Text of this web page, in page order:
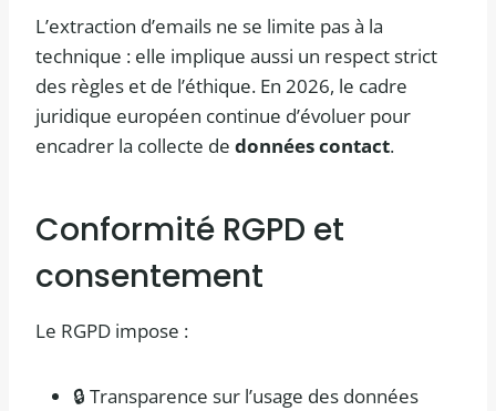
L’extraction d’emails ne se limite pas à la
technique : elle implique aussi un respect strict
des règles et de l’éthique. En 2026, le cadre
juridique européen continue d’évoluer pour
encadrer la collecte de données contact.
Conformité RGPD et
consentement
Le RGPD impose :
🔒 Transparence sur l’usage des données